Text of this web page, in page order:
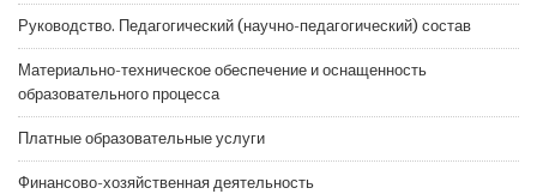
Руководство. Педагогический (научно-педагогический) состав
Материально-техническое обеспечение и оснащенность
образовательного процесса
Платные образовательные услуги
Финансово-хозяйственная деятельность